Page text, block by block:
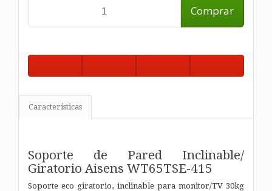
Comprar
Características
Soporte de Pared Inclinable/
Giratorio Aisens WT65TSE-415
Soporte eco giratorio, inclinable para monitor/TV 30kg